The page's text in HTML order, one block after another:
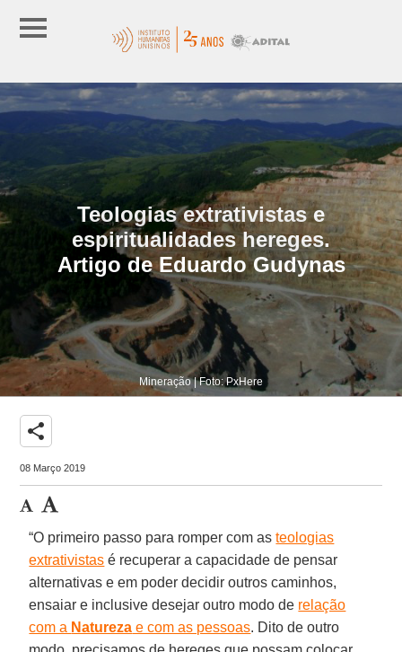
Teologias extrativistas e
espiritualidades hereges.
Artigo de Eduardo Gudynas
Mineração | Foto: PxHere
share
08 Março 2019
“O primeiro passo para romper com asteologias
extrativistas é recuperar a capacidade de pensar
alternativas e em poder decidir outros caminhos,
ensaiar e inclusive desejar outro modo de relação
com a Natureza e com as pessoas. Dito de outro